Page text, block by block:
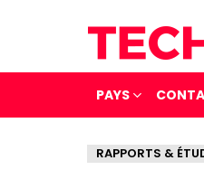
PAYS
RAPPORTS &